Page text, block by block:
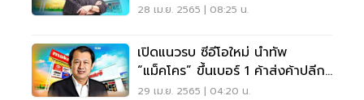
28 เม.ย. 2565 | 08:25 น.
เปิดแนวรบ ซีอีโอใหม่ นำทัพ
“แม็คโคร” ขึ้นเบอร์ 1 ค้าส่งค้าปลีก
เอเชีย
29 เม.ย. 2565 | 04:20 น.